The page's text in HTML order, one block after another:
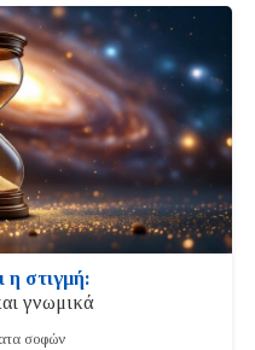
η στιγμή:
γνωμικά
σοφών